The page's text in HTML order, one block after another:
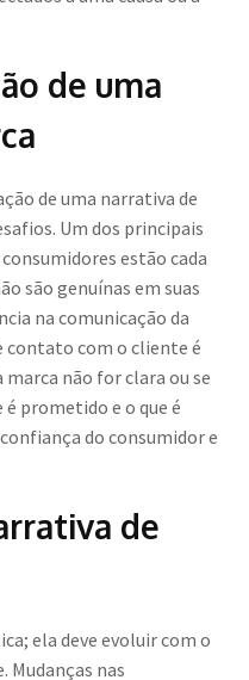
de uma
de uma narrativa de
Um dos principais
estão cada
são genuínas em suas
na comunicação da
contato com o cliente é
não for clara ou se
prometido e o que é
do consumidor e
de
ela deve evoluir com o
nas